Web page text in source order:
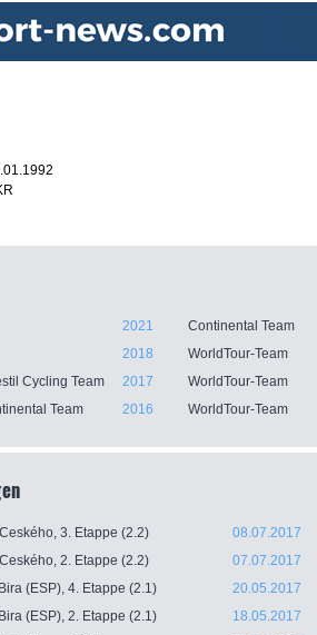
2021
Continental Team
2018
WorldTour-Team
Cycling Team
2017
WorldTour-Team
Team
2016 WorldTour-Team
3. Etappe (2.2)
08.07.2017
2. Etappe (2.2)
07.07.2017
(ESP), 4. Etappe (2.1)
20.05.2017
(ESP), 2. Etappe (2.1)
18.05.2017